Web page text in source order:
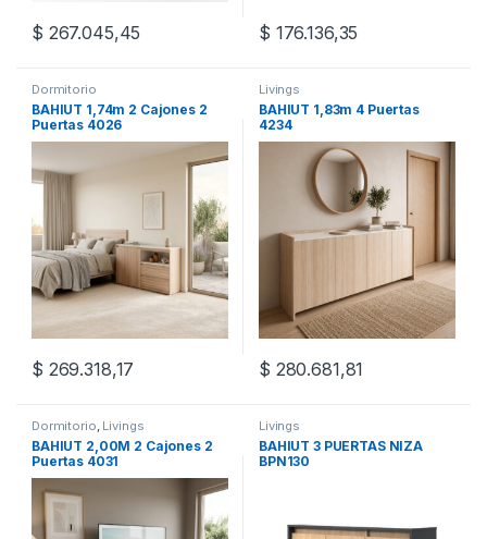
$ 267.045,45 $ 176.136,35
Dormitorio
BAHIUT 1,74m 2 Cajones 2
Puertas 4026
$ 269.318,17
Este producto tiene múltiples variantes. Las opciones se
Livings
BAHIUT 1,83m 4 Puertas
4234
$ 280.681,81
Este producto tiene múltiples
Dormitorio, Livings
BAHIUT 2,00M 2 Cajones 2
Puertas 4031
Livings
BAHIUT 3 PUERTAS NIZA
BPN130